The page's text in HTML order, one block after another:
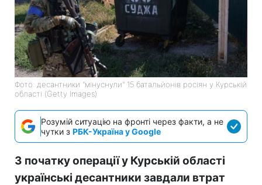
Фото: десантники "мінуснули" 15 батальйонів росіян у Курській
області (Getty Images)
Розумій ситуацію на фронті через факти, а не
чутки з РБК-Україна у Google
З початку операції у Курській області
українські десантники завдали втрат